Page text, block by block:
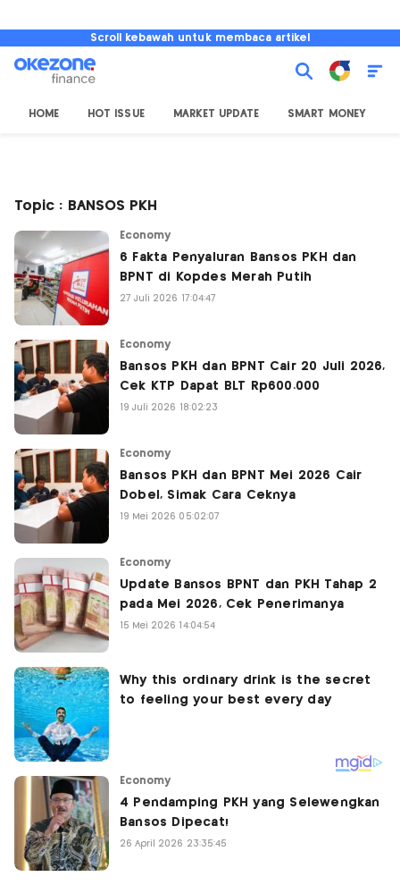
Scroll kebawah untuk membaca artikel
HOME HOT ISSUE MARKET UPDATE SMART MONEY
Topic : BANSOS PKH
Economy
6 Fakta Penyaluran Bansos PKH dan
BPNT di Kopdes Merah Putih
27 Juli 2026 17:04:47
Economy
Bansos PKH dan BPNT Cair 20 Juli 2026,
Cek KTP Dapat BLT Rp600.000
19 Juli 2026 18:02:23
Economy
Bansos PKH dan BPNT Mei 2026 Cair
Dobel, Simak Cara Ceknya
19 Mei 2026 05:02:07
Economy
Update Bansos BPNT dan PKH Tahap 2
pada Mei 2026, Cek Penerimanya
15 Mei 2026 14:04:54
Economy
4 Pendamping PKH yang Selewengkan
Bansos Dipecat!
26 April 2026 23:35:45